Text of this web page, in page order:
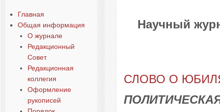
Главная
Общая информация
О журнале
Редакционный
Совет
Редакционная
коллегия
Оформление
рукописей
Научный
СЛОВО О